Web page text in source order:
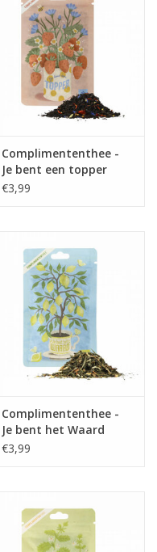
Complimententhee -
Je bent een topper
€3,99
Complimententhee -
Je bent het Waard
€3,99